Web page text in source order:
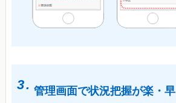
3. 管理画面で状況把握が楽・早